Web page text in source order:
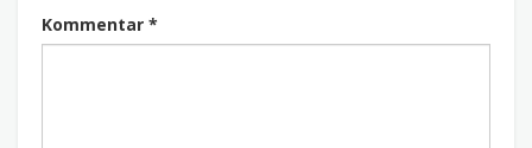
Kommentar *